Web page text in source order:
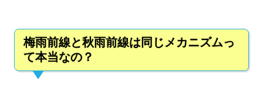
梅雨前線と秋雨前線は同じメカニズムっ
て本当なの？